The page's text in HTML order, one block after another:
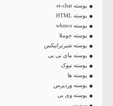
پوسته et-chat
پوسته HTML
پوسته whmcs
پوسته جوملا
پوسته شیرترانیکس
پوسته مای بی بی
پوسته نیوک
پوسته ها
پوسته وردپرس
پوسته وی بی
سورس